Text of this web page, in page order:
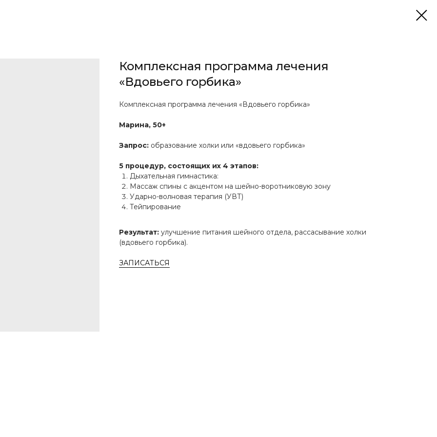
Комплексная программа лечения
«Вдовьего горбика»
Комплексная программа лечения «Вдовьего горбика»
Марина, 50+
Запрос: образование холки или «вдовьего горбика»
5 процедур, состоящих их 4 этапов:
Дыхательная гимнастика:
Массаж спины с акцентом на шейно-воротниковую зону
Ударно-волновая терапия (УВТ)
Тейпирование
Результат: улучшение питания шейного отдела, рассасывание холки
(вдовьего горбика).
ЗАПИСАТЬСЯ